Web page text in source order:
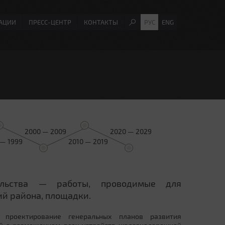
ПРЕСС-ЦЕНТР КОНТАКТЫ РУС ENG
1999
2000 — 2009
2010 — 2019
2020 — 2029
— работы, проводимые для
района, площадки.
генеральных планов развития